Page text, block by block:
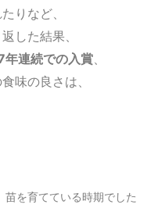
りなど、
した結果、
連続での入賞、
食味の良さは、
を育てている時期でした